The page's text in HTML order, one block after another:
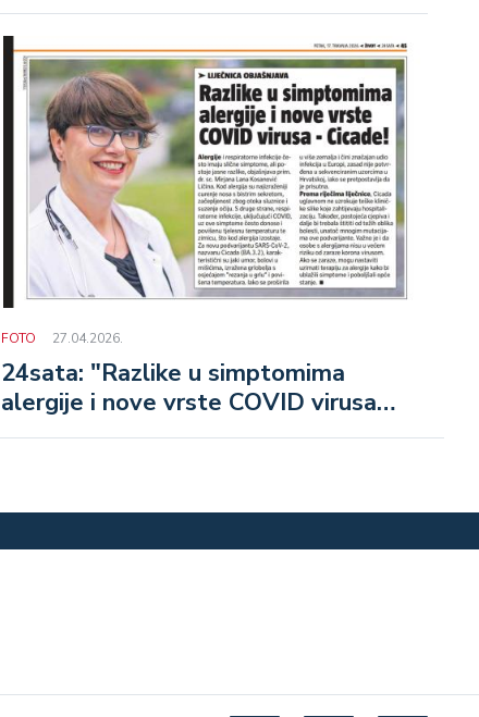
FOTO 27.04.2026.
24sata: "Razlike u simptomima
alergije i nove vrste COVID virusa
Cicade"